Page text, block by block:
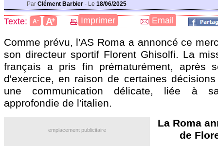
Par Clément Barbier - Le 18/06/2025
Texte: A- A+ Imprimer Email
Comme prévu, l'AS Roma a annoncé ce
son directeur sportif Florent Ghisolfi. La
français a pris fin prématurément, après
d'exercice, en raison de certaines
une communication délicate, liée à
approfondie de l'italien.
emplacement publicitaire
La Roma
de